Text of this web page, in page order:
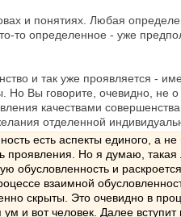
и понятиях. Любая
определенное - уже
и так уже проявляется -
Но Вы говорите, очевидно, не
качествами
отделенной
есть аспекты единого, а
Но я думаю, такая
и
взаимной
скрыты. Это очевидно в
и вот человек. Далее